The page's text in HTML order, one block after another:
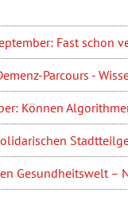
Fast schon
Parcours -
Können
Gesundheitswelt –